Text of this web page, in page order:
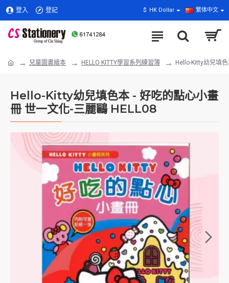
登入 登記 $ HK Dollar 繁体中文
兒童圖書繪本 HELLO KITTY學習系列練習簿 Hello-Kitty幼兒填
Hello-Kitty幼兒填色本 - 好吃的點心小畫
冊 世一文化-三麗鷗 HELL08